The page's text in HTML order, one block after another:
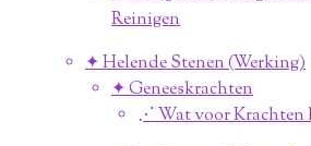
Reinigen
✦ Helende Stenen (Werking)
✦ Geneeskrachten
⋰ Wat voor Krachten